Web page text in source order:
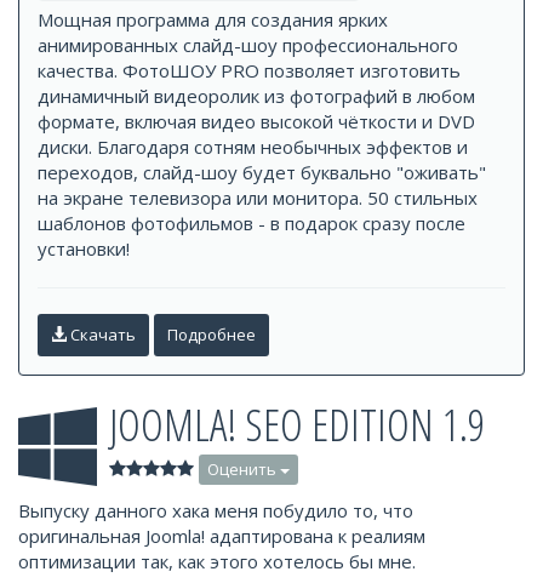
Мощная программа для создания ярких
анимированных слайд-шоу профессионального
качества. ФотоШОУ PRO позволяет изготовить
динамичный видеоролик из фотографий в любом
формате, включая видео высокой чёткости и DVD
диски. Благодаря сотням необычных эффектов и
переходов, слайд-шоу будет буквально "оживать"
на экране телевизора или монитора. 50 стильных
шаблонов фотофильмов - в подарок сразу после
установки!
Скачать Подробнее
JOOMLA! SEO EDITION 1.9
Оценить
Выпуску данного хака меня побудило то, что
оригинальная Joomla! адаптирована к реалиям
оптимизации так, как этого хотелось бы мне.